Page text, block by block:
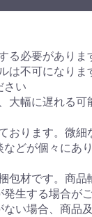
る必要がありま
は不可になりま
さい
大幅に遅れる可
おります。微細
どが個々にあ
包材です。商品
生する場合がご
い場合、商品